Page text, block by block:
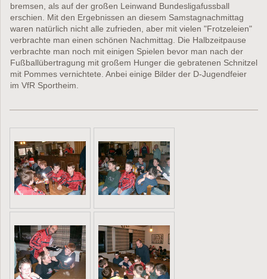
bremsen, als auf der großen Leinwand Bundesligafussball
erschien. Mit den Ergebnissen an diesem Samstagnachmittag
waren natürlich nicht alle zufrieden, aber mit vielen "Frotzeleien"
verbrachte man einen schönen Nachmittag. Die Halbzeitpause
verbrachte man noch mit einigen Spielen bevor man nach der
Fußballübertragung mit großem Hunger die gebratenen Schnitzel
mit Pommes vernichtete. Anbei einige Bilder der D-Jugendfeier
im VfR Sportheim.